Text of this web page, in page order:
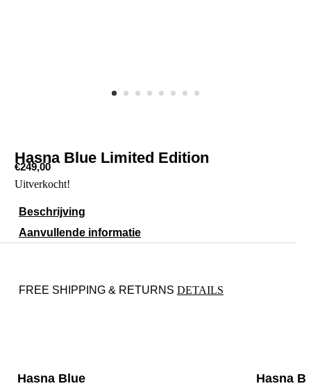
Hasna Blue Limited Edition
€249,00
Uitverkocht!
Beschrijving
Aanvullende informatie
FREE SHIPPING & RETURNS DETAILS
Hasna Blue Hasna